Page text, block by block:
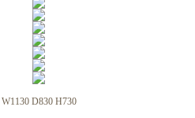
W1130 D830 H730